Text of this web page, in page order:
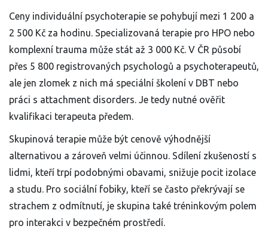
Ceny individuální psychoterapie se pohybují mezi 1 200 a
2 500 Kč za hodinu. Specializovaná terapie pro HPO nebo
komplexní trauma může stát až 3 000 Kč. V ČR působí
přes 5 800 registrovaných psychologů a psychoterapeutů,
ale jen zlomek z nich má speciální školení v DBT nebo
práci s attachment disorders. Je tedy nutné ověřit
kvalifikaci terapeuta předem.
Skupinová terapie může být cenově výhodnější
alternativou a zároveň velmi účinnou. Sdílení zkušeností s
lidmi, kteří trpí podobnými obavami, snižuje pocit izolace
a studu. Pro sociální fobiky, kteří se často překrývají se
strachem z odmítnutí, je skupina také tréninkovým polem
pro interakci v bezpečném prostředí.